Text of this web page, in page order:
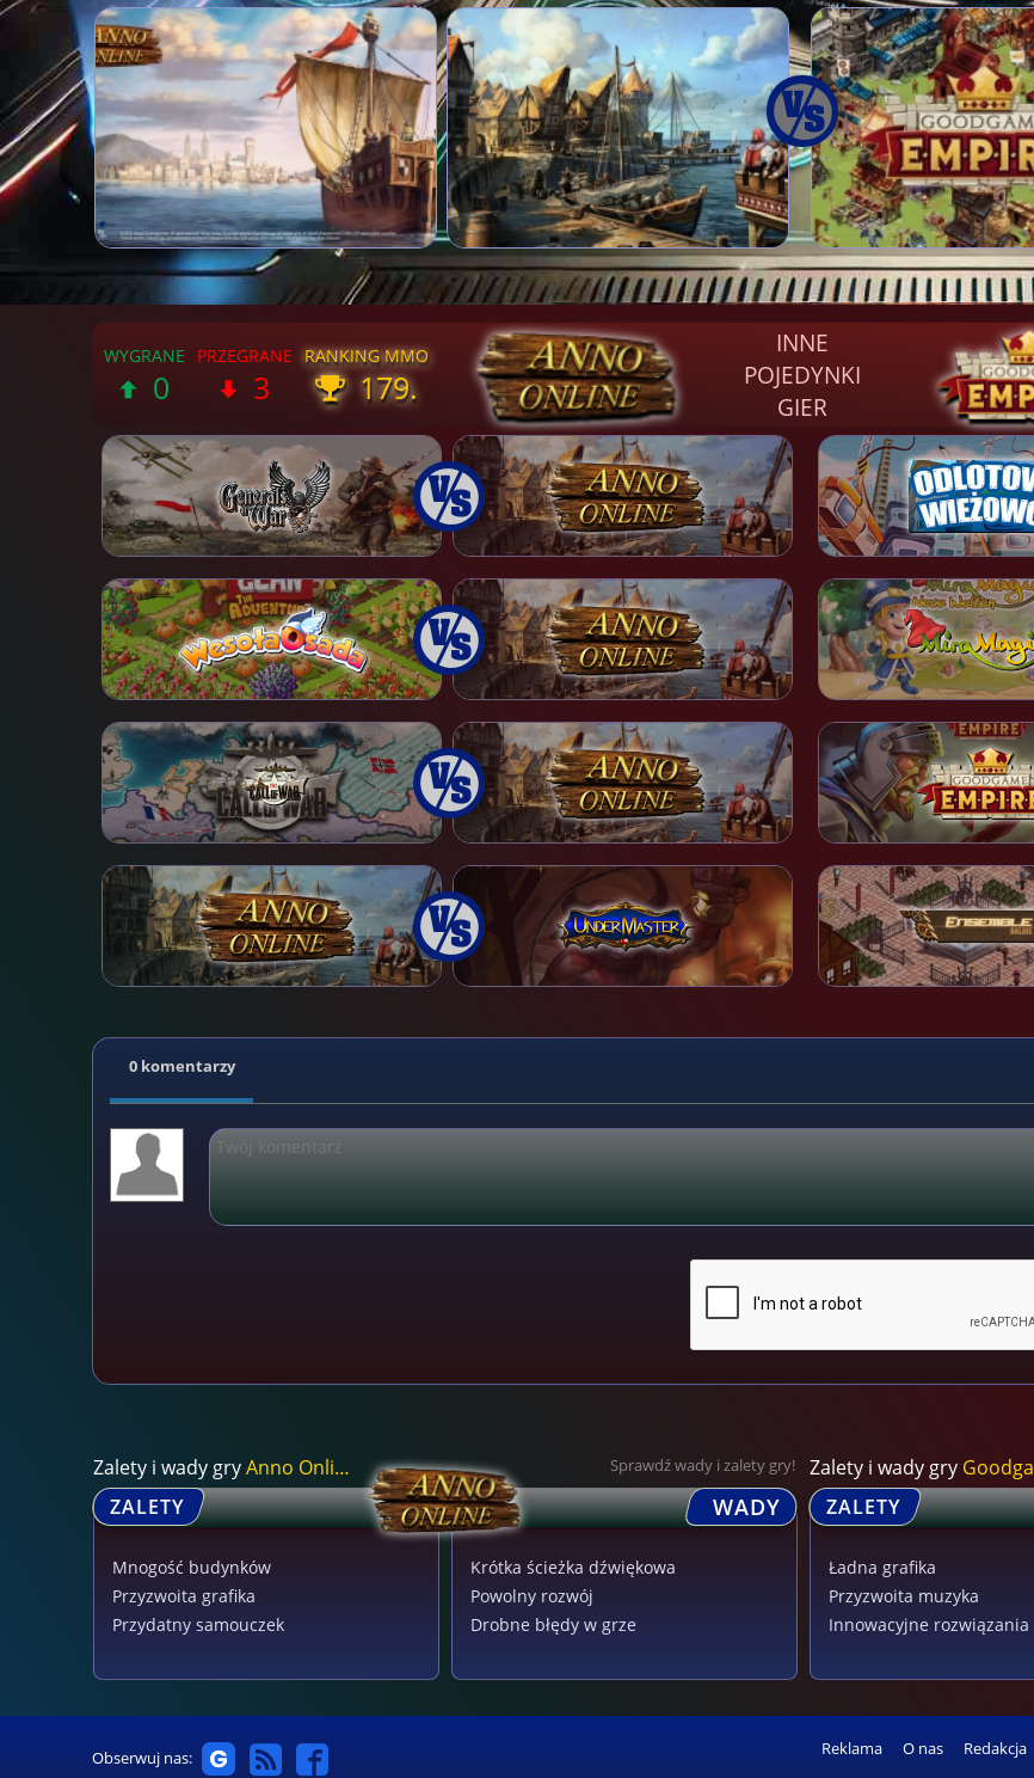
0 3 179.
INNE
POJEDYNKI
GIER
0 komentarzy
Zalety i wady gryAnno Online Sprawdź wady i zalety gry!
ZALETY WADY
Mnogość budynków
Przyzwoita grafika
Przydatny samouczek
Krótka ścieżka dźwiękowa
Powolny rozwój
Drobne błędy w grze
Zalety i wady gry Goodgame Empire
ZALETY
Ładna grafika
Przyzwoita muzyka
Innowacyjne rozwiązania
Obserwuj nas: Reklama O nas Redakcja